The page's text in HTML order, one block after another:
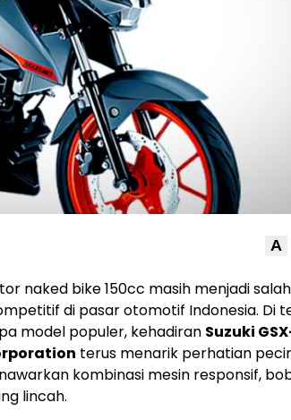
A
naked bike 150cc masih menjadi
di pasar otomotif Indonesia. Di
model populer, kehadiran Suzuki
terus menarik perhatian
kombinasi mesin responsif,
lincah.